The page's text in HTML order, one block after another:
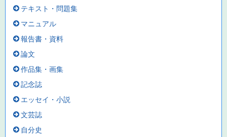
テキスト・問題集
マニュアル
報告書・資料
論文
作品集・画集
記念誌
エッセイ・小説
文芸誌
自分史